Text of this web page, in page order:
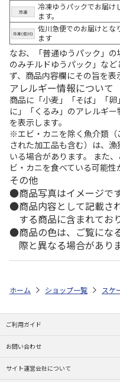
冷凍ゆうパックでお届け
ます。
佐川急便でのお届けとな
ます
なお、「普通ゆうパック」
のみチルドゆうパック」な
ず、商品内容欄にその旨を表
アレルギー情報について
商品に「小麦」「そば」「
に」「くるみ」のアレルギ
を表示します。
※エビ・カニを除く魚介類
された加工品も含む）は、
いる場合があります。 また
ビ・カニを食べている可能性
その他
商品写真はイメージです
商品内容として記載さ
する商品に含まれてお
商品の色は、ご覧にな
際と異なる場合がありま
ホーム ショップ一覧 スケ
ご利用ガイド
お問い合わせ
サイト運営会社について